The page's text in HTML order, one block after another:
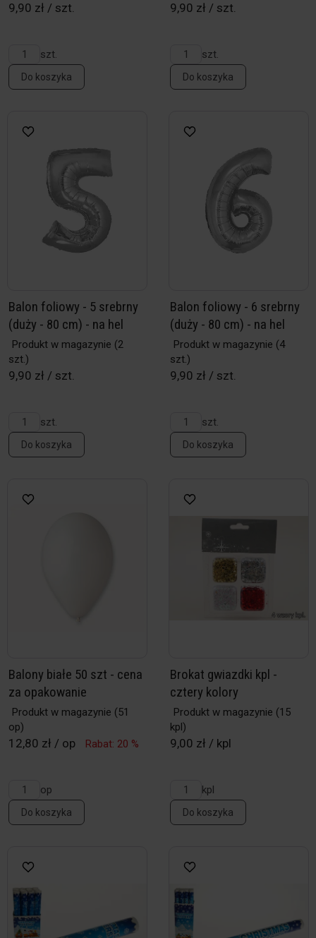
9,90 zł / szt.
szt.
Do koszyka
9,90 zł / szt.
szt.
Do koszyka
Balon foliowy - 5 srebrny
(duży - 80 cm) - na hel
Produkt w magazynie (2
szt.)
9,90 zł / szt.
szt.
Do koszyka
Balon foliowy - 6 srebrny
(duży - 80 cm) - na hel
Produkt w magazynie (4
szt.)
9,90 zł / szt.
szt.
Do koszyka
Balony białe 50 szt - cena
za opakowanie
Produkt w magazynie (51
op)
12,80 zł / op Rabat: 20 %
op
Do koszyka
Brokat gwiazdki kpl -
cztery kolory
Produkt w magazynie (15
kpl)
9,00 zł / kpl
kpl
Do koszyka